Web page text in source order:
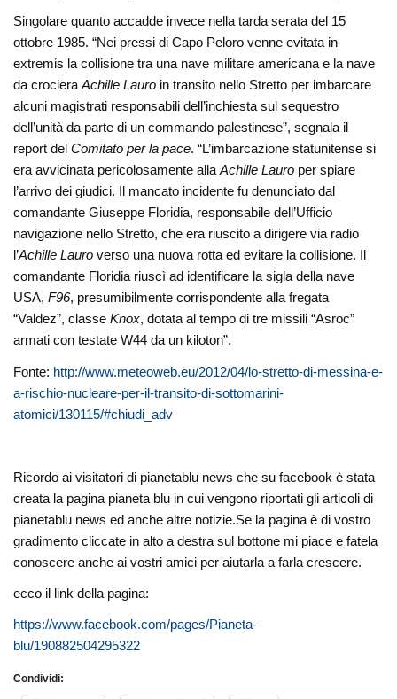
Singolare quanto accadde invece nella tarda serata del 15
ottobre 1985. “Nei pressi di Capo Peloro venne evitata in
extremis la collisione tra una nave militare americana e la nave
da crocieraAchille Lauro in transito nello Stretto per imbarcare
alcuni magistrati responsabili dell’inchiesta sul sequestro
dell’unità da parte di un commando palestinese”, segnala il
report delComitato per la pace. “L’imbarcazione statunitense si
era avvicinata pericolosamente allaAchille Lauro per spiare
l’arrivo dei giudici. Il mancato incidente fu denunciato dal
comandante Giuseppe Floridia, responsabile dell’Ufficio
navigazione nello Stretto, che era riuscito a dirigere via radio
l’Achille Lauro verso una nuova rotta ed evitare la collisione. Il
comandante Floridia riuscì ad identificare la sigla della nave
USA,F96, presumibilmente corrispondente alla fregata
“Valdez”, classeKnox, dotata al tempo di tre missili “Asroc”
armati con testate W44 da un kiloton”.
Fonte: http://www.meteoweb.eu/2012/04/lo-stretto-di-messina-e-
a-rischio-nucleare-per-il-transito-di-sottomarini-
atomici/130115/#chiudi_adv
Ricordo ai visitatori di pianetablu news che su facebook è stata
creata la pagina pianeta blu in cui vengono riportati gli articoli di
pianetablu news ed anche altre notizie.Se la pagina è di vostro
gradimento cliccate in alto a destra sul bottone mi piace e fatela
conoscere anche ai vostri amici per aiutarla a farla crescere.
ecco il link della pagina:
https://www.facebook.com/pages/Pianeta-
blu/190882504295322
Condividi: